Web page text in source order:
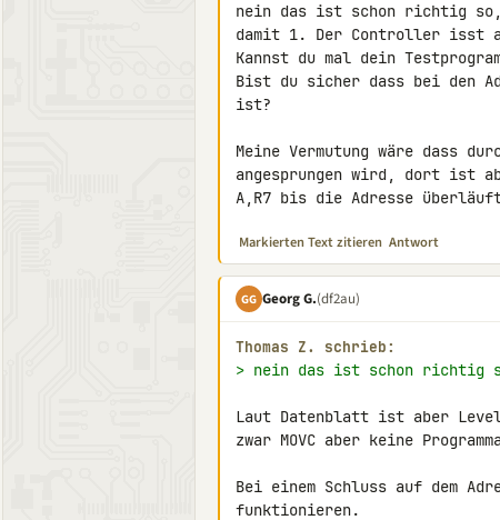
nein das ist schon richtig
damit 1. Der Controller isst
Kannst du mal dein
Bist du sicher dass bei den
ist?
Meine Vermutung wäre dass
angesprungen wird, dort ist
A,R7 bis die Adresse
Markierten Text zitieren Antwort
GG Georg G.(df2au)
Thomas Z. schrieb:
> nein das ist schon richtig
Laut Datenblatt ist aber
zwar MOVC aber keine
Bei einem Schluss auf dem
funktionieren.